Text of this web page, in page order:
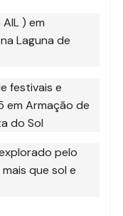
) em
Laguna de
festivais e
emArmação de
do Sol
pelo
que sol e